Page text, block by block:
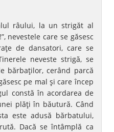
râului, la un strigăt al
nevestele care se găsesc
de dansatori, care se
neveste strigă, se
bărbaţilor, cerând parcă
pe mal şi care încep
constă în acordarea de
plăţi în băutură. Când
este adusă bărbatului,
Dacă se întâmplă ca